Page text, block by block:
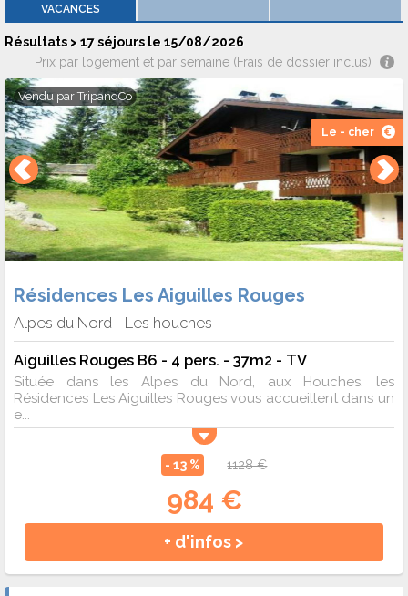
VACANCES
Résultats > 17 séjours le 15/08/2026
Prix par logement et par semaine (Frais de dossier inclus)
Le - cher
Vendu parTripandCo
Résidences Les Aiguilles Rouges
Alpes du Nord - Les houches
Aiguilles Rouges B6 - 4 pers. - 37m2 - TV
Située dans les Alpes du Nord, aux Houches, les
Résidences Les Aiguilles Rouges vous accueillent dans un
e...
- 13 % 1128 €
984 €
+ d'infos >